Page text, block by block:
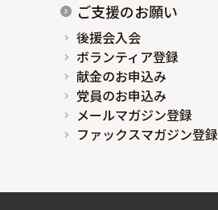
ご支援のお願い
後援会入会
ボランティア登録
献金のお申込み
党員のお申込み
メールマガジン登録
ファックスマガジン登録